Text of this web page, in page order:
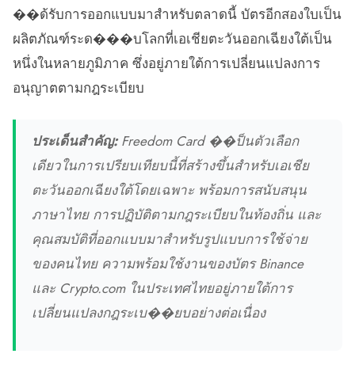
��ด้รับการออกแบบมาสำหรับตลาดนี้ บัตรอีกสองใบเป็น
ผลิตภัณฑ์ระด���บโลกที่เอเชียตะวันออกเฉียงใต้เป็น
หนึ่งในหลายภูมิภาค ซึ่งอยู่ภายใต้การเปลี่ยนแปลงการ
อนุญาตตามกฎระเบียบ
ประเด็นสำคัญ:Freedom Card ��ป็นตัวเลือก
เดียวในการเปรียบเทียบนี้ที่สร้างขึ้นสำหรับเอเชีย
ตะวันออกเฉียงใต้โดยเฉพาะ พร้อมการสนับสนุน
ภาษาไทย การปฏิบัติตามกฎระเบียบในท้องถิ่น และ
คุณสมบัติที่ออกแบบมาสำหรับรูปแบบการใช้จ่าย
ของคนไทย ความพร้อมใช้งานของบัตร Binance
และ Crypto.com ในประเทศไทยอยู่ภายใต้การ
เปลี่ยนแปลงกฎระเบ��ยบอย่างต่อเนื่อง